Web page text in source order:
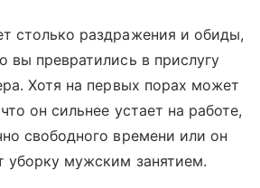
столько раздражения и обиды,
вы превратились в прислугу
Хотя на первых порах может
он сильнее устает на работе,
свободного времени или он
уборку мужским занятием.